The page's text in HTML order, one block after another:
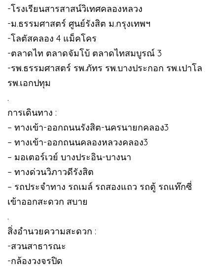
-โรงเรียนสารสาสน์วิเทศคลองหลวง
-ม.ธรรมศาสตร์ ศูนย์รังสิต ม.กรุงเทพฯ
-โลตัสคลอง 4 แม็คโคร
-ตลาดไท ตลาดจัมโบ้ ตลาดไทสมบูรณ์ 3
-รพ.ธรรมศาสตร์ รพ.ภัทร รพ.บางประกอก รพ.เปาโล
รพ.เอกปทุม
.
การเดินทาง :
– ทางเข้า-ออกถนนรังสิต-นครนายกคลอง3
– ทางเข้า-ออกถนนคลองหลวงคลอง3
– มอเตอร์เวย์ บางประอิน-บางนา
– ทางด่วนวิภาวดีรังสิต
– รถประจำทาง รถเมล์ รถสองแถว รถตู้ รถแท๊กซี่
เข้าออกสะดวก สบาย
.
สิ่งอำนวยความสะดวก :
-สวนสาธารณะ
-กล้องวงจรปิด